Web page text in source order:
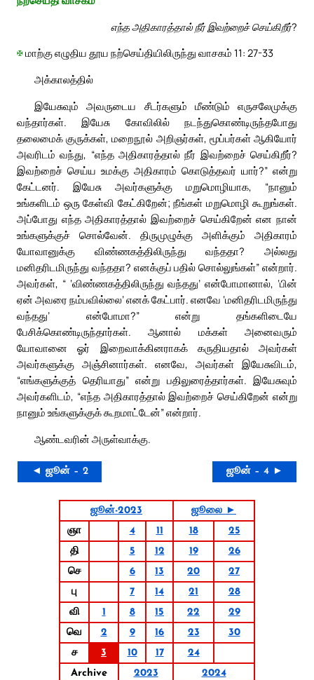
எந்த அதிகாரத்தால் நீர் இவற்றைச் செய்கிறீர்?
✠மாற்கு எழுதிய தூய நற்செய்தியிலிருந்து வாசகம் 11: 27-33
அக்காலத்தில்
இயேசுவும் அவருடைய சீடர்களும் மீண்டும் எருசலேமுக்கு
வந்தார்கள். இயேசு கோவிலில் நடந்துகொண்டிருந்தபோது
தலைமைக் குருக்கள், மறைநூல் அறிஞர்கள், மூப்பர்கள் ஆகியோர்
அவரிடம் வந்து, “எந்த அதிகாரத்தால் நீர் இவற்றைச் செய்கிறீர்?
இவற்றைச் செய்ய உமக்கு அதிகாரம் கொடுத்தவர் யார்?” என்று
கேட்டனர். இயேசு அவர்களுக்கு மறுமொழியாக, “நானும்
உங்களிடம் ஒரு கேள்வி கேட்கிறேன்; நீங்கள் மறுமொழி கூறுங்கள்.
அப்போது எந்த அதிகாரத்தால் இவற்றைச் செய்கிறேன் என நான்
உங்களுக்குச் சொல்வேன். திருமுழுக்கு அளிக்கும் அதிகாரம்
யோவானுக்கு விண்ணகத்திலிருந்து வந்ததா? அல்லது
மனிதரிடமிருந்து வந்ததா? எனக்குப் பதில் சொல்லுங்கள்” என்றார்.
அவர்கள், “ ‘விண்ணகத்திலிருந்து வந்தது’ என்போமானால், ‘பின்
ஏன் அவரை நம்பவில்லை’ எனக் கேட்பார். எனவே ‘மனிதரிடமிருந்து
வந்தது’ என்போமா?” என்று தங்களிடையே
பேசிக்கொண்டிருந்தார்கள். ஆனால் மக்கள் அனைவரும்
யோவானை ஓர் இறைவாக்கினராகக் கருதியதால் அவர்கள்
அவர்களுக்கு அஞ்சினார்கள். எனவே, அவர்கள் இயேசுவிடம்,
“எங்களுக்குத் தெரியாது” என்று பதிலுரைத்தார்கள். இயேசுவும்
அவர்களிடம், “எந்த அதிகாரத்தால் இவற்றைச் செய்கிறேன் என்று
நானும் உங்களுக்குக் கூறமாட்டேன்” என்றார்.
ஆண்டவரின் அருள்வாக்கு.
◄ ஜூன் – 2 ஜூன் – 4 ►
ஜூன்-2023
ஜூலை ►
ஞா
4 11 18
25
தி
5 12 19
26
செ
6 13 20
27
பு
7 14 21
28
வி
1 8 15 22
29
வெ
2 9 16 23
30
ச
3 10 17
24
Archive
2023 2024